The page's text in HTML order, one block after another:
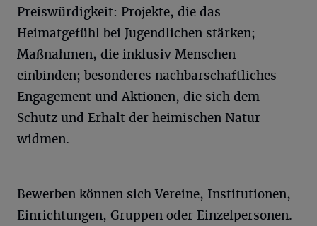
Preiswürdigkeit: Projekte, die das
Heimatgefühl bei Jugendlichen stärken;
Maßnahmen, die inklusiv Menschen
einbinden; besonderes nachbarschaftliches
Engagement und Aktionen, die sich dem
Schutz und Erhalt der heimischen Natur
widmen.
Bewerben können sich Vereine, Institutionen,
Einrichtungen, Gruppen oder Einzelpersonen.